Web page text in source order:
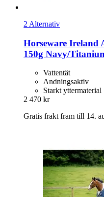
2 Alternativ
Horseware Ireland
150g Navy/
Vattentät
Andningsaktiv
Starkt yttermaterial
2 470 kr
Gratis frakt fram till 14.